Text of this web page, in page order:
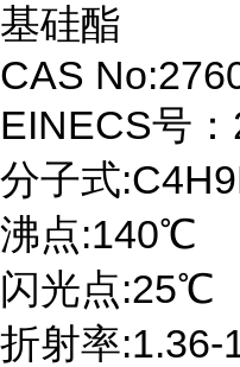
基硅酯
CAS
EINECS号
分子式
沸点:140℃
闪光点:25℃
折射率:1.36-